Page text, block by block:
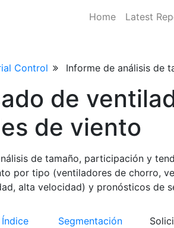
Home Latest
Control Informe de análisis de
de
de viento
de tamaño, participación y
por tipo (ventiladores de chorro,
alta velocidad) y pronósticos de
Índice Segmentación